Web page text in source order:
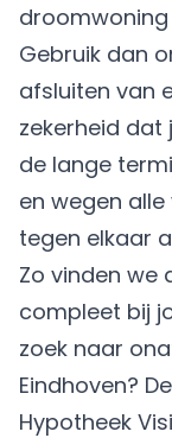
droomwoning
Gebruik dan
afsluiten van
zekerheid dat
de lange
en wegen
tegen elkaar
Zo vinden we
compleet bij
zoek naar
Eindhoven?
Hypotheek